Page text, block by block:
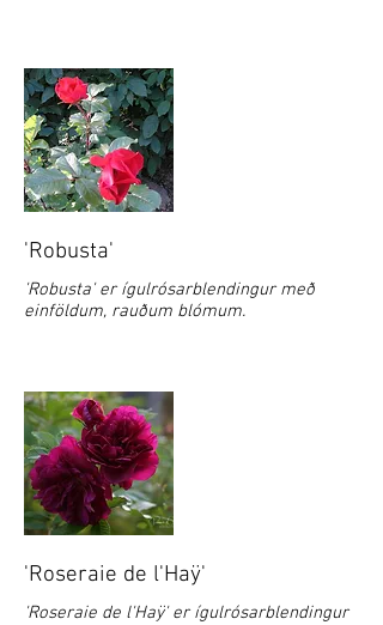
'Robusta'
'Robusta' er ígulrósarblendingur með
einföldum, rauðum blómum.
'Roseraie de l'Haÿ'
'Roseraie de l'Haÿ' er ígulrósarblendingur